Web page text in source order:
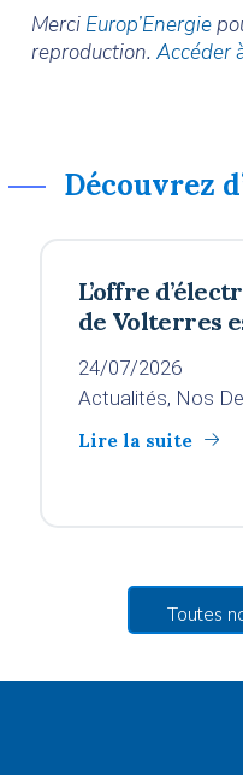
Merci Europ’Energie
reproduction. Accéder
Découvrez
L’offre
de Volterres
24/07/2026
Actualités, Nos
Lire la suite
Toutes